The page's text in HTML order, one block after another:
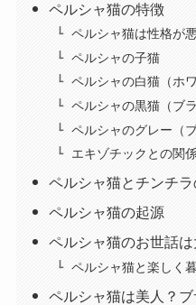
ペルシャ猫の特徴
ペルシャ猫は性格が
ペルシャの子猫
ペルシャの白猫（ホワ
ペルシャの黒猫（ブラ
ペルシャのグレー（ブ
エキゾチックとの関
ペルシャ猫とチンチラ
ペルシャ猫の起源
ペルシャ猫のお世話は
ペルシャ猫と楽しく
ペルシャ猫は美人？ブ